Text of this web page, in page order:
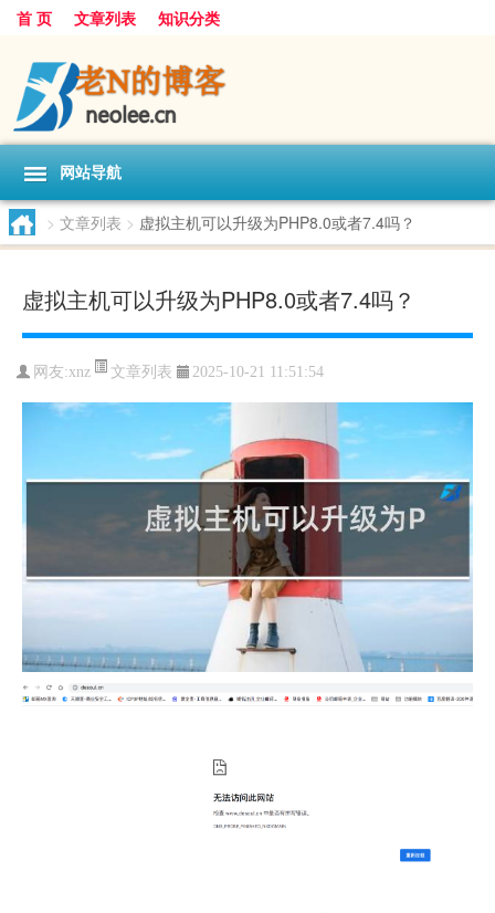
首 页 文章列表 知识分类
网站导航
> 文章列表 > 虚拟主机可以升级为PHP8.0或者7.4吗？
虚拟主机可以升级为PHP8.0或者7.4吗？
网友:xnz 文章列表 2025-10-21 11:51:54